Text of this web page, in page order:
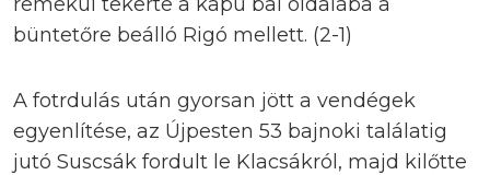
büntetőre beálló Rigó mellett. (2-1)
A fotrdulás után gyorsan jött a vendégek
egyenlítése, az Újpesten 53 bajnoki találatig
jutó Suscsák fordult le Klacsákról, majd kilőtte